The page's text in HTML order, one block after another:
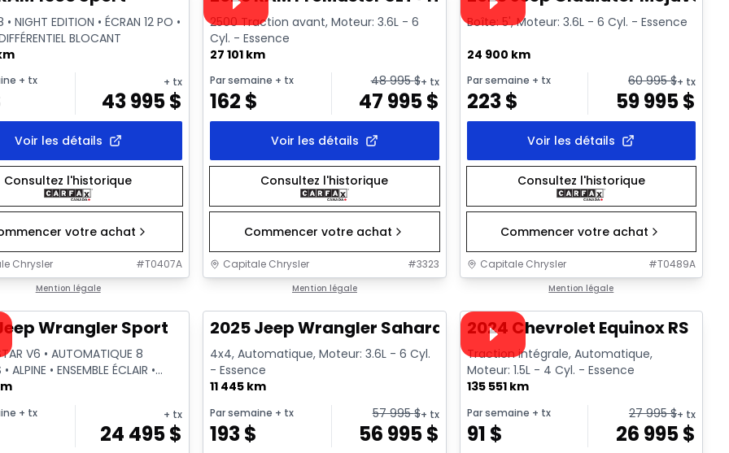
• NIGHT EDITION • ÉCRAN 12 PO •
BLOCANT
+ tx + tx
43 995$
Voir les détails
Consultez l'historique
votre achat
Chrysler #T0407A
Mention légale
2500 Traction avant, Moteur: 3.6L - 6
Cyl. - Essence
27 101 km
Par semaine + tx
162 $
48 995$+ tx
47 995$
Voir les détails
Consultez l'historique
Commencer votre achat
Capitale Chrysler #3323
Mention légale
Boîte: 5', Moteur: 3.6L - 6 Cyl. - Essence
24 900 km
Par semaine + tx
223$
60 995$+ tx
59 995$
Voir les détails
Consultez l'historique
Commencer votre achat
Capitale Chrysler #T0489A
Mention légale
offre
Wrangler Sport
V6 • AUTOMATIQUE 8
ALPINE • ENSEMBLE ÉCLAIR •
+ tx + tx
24 495$
Très bonne offre
2025 Jeep Wrangler Sahara
4x4, Automatique, Moteur: 3.6L - 6 Cyl.
- Essence
11 445 km
Par semaine + tx
193$
57 995$+ tx
56 995$
Vidéo disponible
Très bonne offre
2024 Chevrolet Equinox RS
Traction intégrale, Automatique,
Moteur: 1.5L - 4 Cyl. - Essence
135 551 km
Par semaine + tx
91 $
27 995$+ tx
26 995$